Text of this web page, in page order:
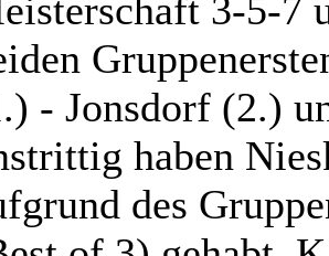
3-5-7
- Jonsdorf (2.)
haben
des